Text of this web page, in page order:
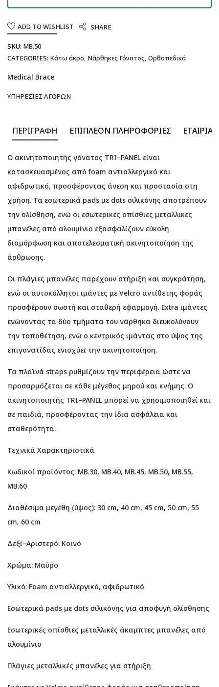
ADD TO WISHLIST SHARE
SKU: MB.50
CATEGORIES: Κάτω άκρο, Νάρθηκες Γόνατος, Ορθοπεδικά
Medical Brace
ΥΠΗΡΕΣΊΕΣ ΑΓΟΡΏΝ
ΠΕΡΙΓΡΑΦΉ ΕΠΙΠΛΈΟΝ ΠΛΗΡΟΦΟΡΊΕΣ ΕΤΑΙΡΊΑ
Ο ακινητοποιητής γόνατος TRI–PANEL είναι
κατασκευασμένος από foam αντιαλλεργικό και
αφιδρωτικό, προσφέροντας άνεση και προστασία στη
χρήση. Τα εσωτερικά pads με dots σιλικόνης αποτρέπουν
την ολίσθηση, ενώ οι εσωτερικές οπίσθιες μεταλλικές
μπανέλες από αλουμίνιο εξασφαλίζουν εύκολη
διαμόρφωση και αποτελεσματική ακινητοποίηση της
άρθρωσης.
Οι πλάγιες μπανέλες παρέχουν στήριξη και συγκράτηση,
ενώ οι αυτοκόλλητοι ιμάντες με Velcro αντίθετης φοράς
προσφέρουν σωστή και σταθερή εφαρμογή. Extra ιμάντες
ενώνοντας τα δύο τμήματα του νάρθηκα διευκολύνουν
την τοποθέτηση, ενώ ο κεντρικός ιμάντας στο ύψος της
επιγονατίδας ενισχύει την ακινητοποίηση.
Τα πλαϊνά straps ρυθμίζουν την περιφέρεια ώστε να
προσαρμόζεται σε κάθε μέγεθος μηρού και κνήμης. Ο
ακινητοποιητής TRI–PANEL μπορεί να χρησιμοποιηθεί και
σε παιδιά, προσφέροντας την ίδια ασφάλεια και
σταθερότητα.
Τεχνικά Χαρακτηριστικά
Κωδικοί προϊόντος: MB.30, MB.40, MB.45, MB.50, MB.55,
MB.60
Διαθέσιμα μεγέθη (ύψος): 30 cm, 40 cm, 45 cm, 50 cm, 55
cm, 60 cm
Δεξί–Αριστερό: Κοινό
Χρώμα: Μαύρο
Υλικό: Foam αντιαλλεργικό, αφιδρωτικό
Εσωτερικά pads με dots σιλικόνης για αποφυγή ολίσθησης
Εσωτερικές οπίσθιες μεταλλικές άκαμπτες μπανέλες από
αλουμίνιο
Πλάγιες μεταλλικές μπανέλες για στήριξη